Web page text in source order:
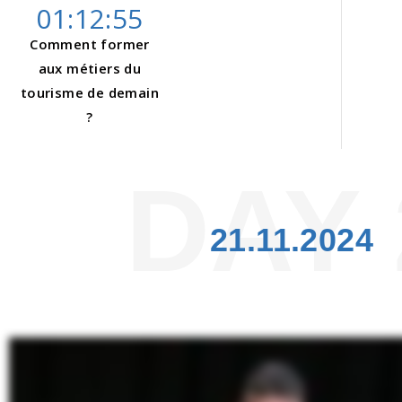
01:12:55
Comment former
aux métiers du
tourisme de demain
?
21.11.2024